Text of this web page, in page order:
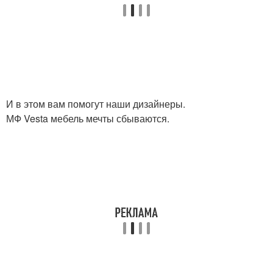
И в этом вам помогут наши дизайнеры.
МФ Vesta мебель мечты сбываются.